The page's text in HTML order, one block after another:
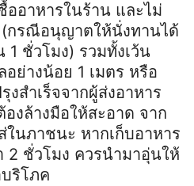
ออาหารในร้าน และไม่
(กรณีอนุญาตให้นั่งทานได้
1 ชั่วโมง) รวมทั้งเว้น
ย่างน้อย 1 เมตร หรือ
สำเร็จจากผู้ส่งอาหาร
องล้างมือให้สะอาด จาก
นภาชนะ หากเก็บอาหาร
2 ชั่วโมง ควรนำมาอุ่นให้
ริโภค